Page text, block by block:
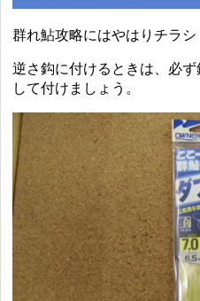
群れ鮎攻略にはやはりチラシ
逆さ鈎に付けるときは、必
して付けましょう。